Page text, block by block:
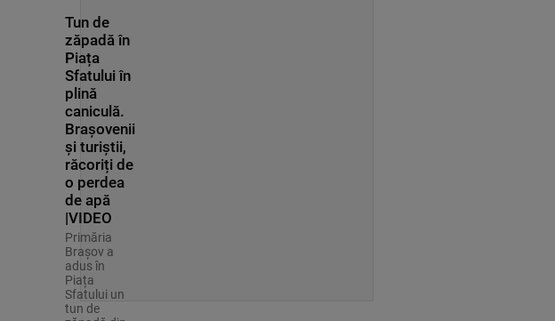
Tun de
zăpadă în
Piața
Sfatului în
plină
caniculă.
Brașovenii
și turiștii,
răcoriți de
o perdea
de apă
|VIDEO
Primăria
Brașov a
adus în
Piața
Sfatului un
tun de